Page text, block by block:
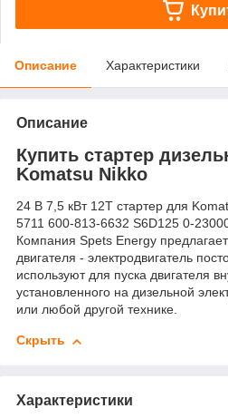
Описание Характеристики
Описание
Купить стартер
Komatsu Nikko
24 В 7,5 кВт 12T стартер для
5711 600-813-6632 S6D125 0-
Компания Spets Energy
двигателя - электродвигатель
используют для пуска двигателя
установленного на дизельной
или любой другой технике.
Скрыть
Характеристики